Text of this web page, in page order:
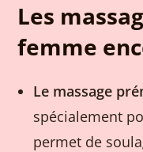
Les
femme
Le massage
spécialement
permet de